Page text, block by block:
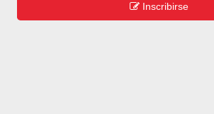
Inscribirse